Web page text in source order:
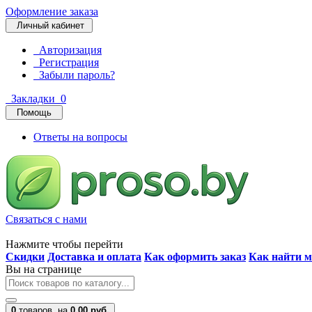
Оформление заказа
Личный кабинет
Авторизация
Регистрация
Забыли пароль?
Закладки 0
Помощь
Ответы на вопросы
Связаться с нами
Нажмите чтобы перейти
Скидки Доставка и оплата Как оформить заказ Как найти
Вы на странице